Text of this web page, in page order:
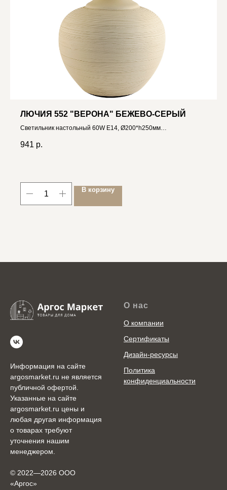
ЛЮЧИЯ 552 "ВЕРОНА" БЕЖЕВО-СЕРЫЙ
Светильник настольный 60W E14, Ø200*h250мм
941 р.
В корзину
Информация на сайте
argosmarket.ru не является
публичной офертой.
Указанные на сайте
argosmarket.ru цены и
любая другая информация
о товарах требуют
уточнения нашим
менеджером.
© 2022—2026 ООО
«Аргоc»
О нас
О компании
Сертификаты
Дизайн-ресурсы
Политика
конфиденциальности